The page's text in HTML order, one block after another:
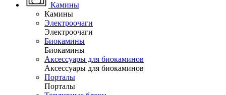
Камины
Камины
Электроочаги
Электроочаги
Биокамины
Биокамины
Аксессуары для биокаминов
Аксессуары для биокаминов
Порталы
Порталы